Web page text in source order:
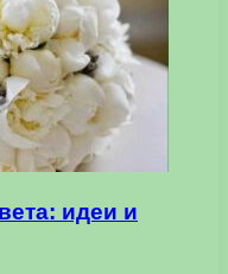
идеи и